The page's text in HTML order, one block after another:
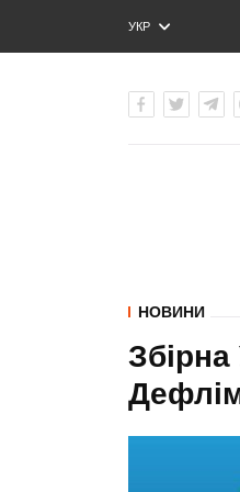
УКР
ENG
НОВИНИ